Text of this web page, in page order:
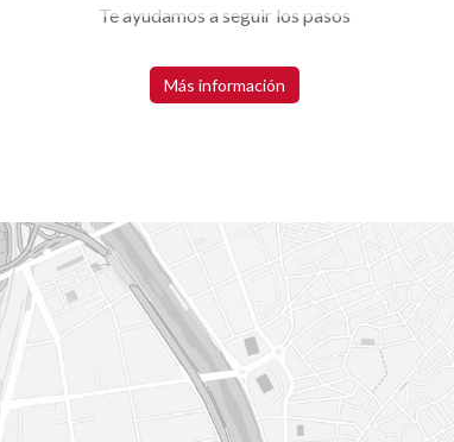
Te ayudamos a seguir los pasos
Más información